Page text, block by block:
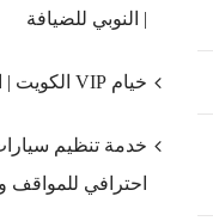
| النوبي للضيافة
خيام VIP الكويت | النوبي للضيافة لتجهيز المناسبات الفاخرة
خدمة تنظيم
احترافي للمواقف